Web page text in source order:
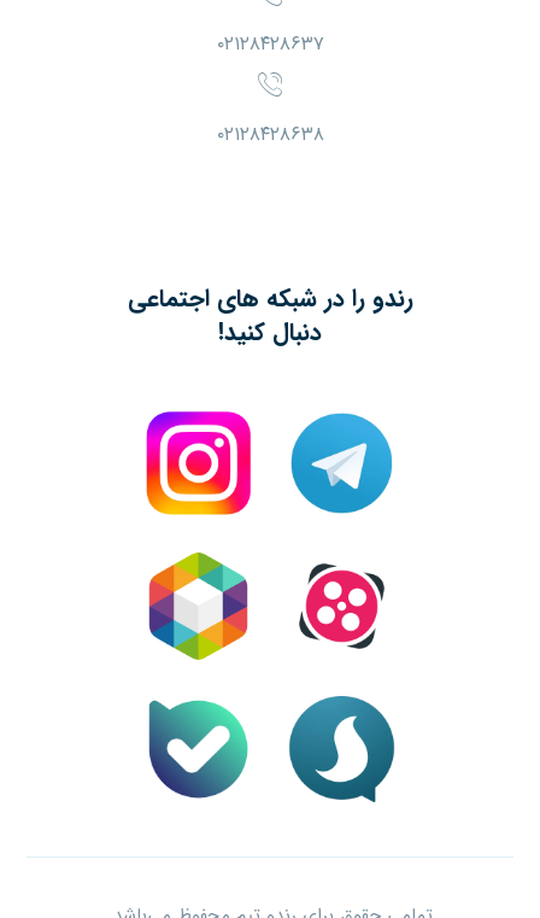
۰۲۱۲۸۴۲۸۶۳۷
۰۲۱۲۸۴۲۸۶۳۸
رندو را در شبکه های اجتماعی
دنبال کنید!